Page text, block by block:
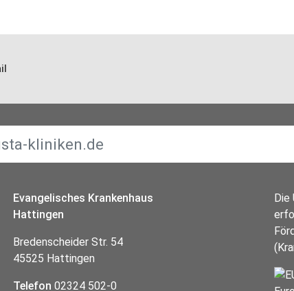
Evangelisches Krankenhaus
Hattingen
Bredenscheider Str. 54
45525 Hattingen
Telefon 02324 502-0
Die